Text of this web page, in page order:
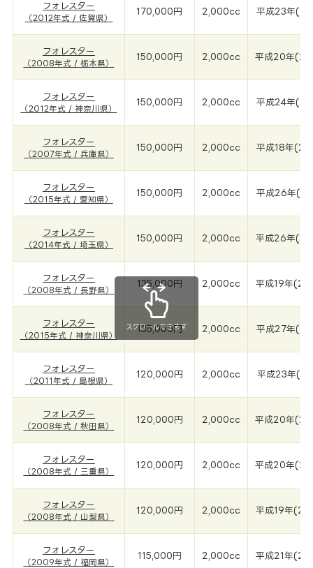
フォレスター
（2012年式 / 佐賀県）
170,000円 2,000cc 平成23年
フォレスター
（2008年式 / 栃木県）
150,000円 2,000cc 平成20年
フォレスター
（2012年式 / 神奈川県）
150,000円 2,000cc 平成24年
フォレスター
（2007年式 / 兵庫県）
150,000円 2,000cc 平成18年
フォレスター
（2015年式 / 愛知県）
150,000円 2,000cc 平成26年
フォレスター
（2014年式 / 埼玉県）
150,000円 2,000cc 平成26年
フォレスター
（2008年式 / 長野県）
135,000円 2,000cc 平成19年
フォレスター
（2015年式 / 神奈川県）
135,000円 2,000cc 平成27年
フォレスター
（2011年式 / 島根県）
120,000円 2,000cc 平成23年
フォレスター
（2008年式 / 秋田県）
120,000円 2,000cc 平成20年
フォレスター
（2008年式 / 三重県）
120,000円 2,000cc 平成20年
フォレスター
（2008年式 / 山梨県）
120,000円 2,000cc 平成19年
フォレスター
（2009年式 / 福岡県）
115,000円 2,000cc 平成21年
スクロールできます